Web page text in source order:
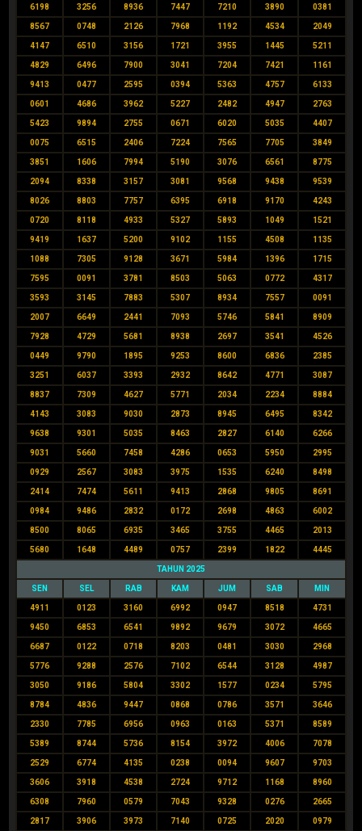
6198 3256 8936 7447 7210 3890 0381
8567 0748 2126 7968 1192 4534 2049
4147 6510 3156 1721 3955 1445 5211
4829 6496 7900 3041 7204 7421 1161
9413 0477 2595 0394 5363 4757 6133
0601 4686 3962 5227 2482 4947 2763
5423 9894 2755 0671 6020 5035 4407
0075 6515 2406 7224 7565 7705 3849
3851 1606 7994 5190 3076 6561 8775
2094 8338 3157 3081 9568 9438 9539
8026 8803 7757 6395 6918 9170 4243
0720 8118 4933 5327 5893 1049 1521
9419 1637 5200 9102 1155 4508 1135
1088 7305 9128 3671 5984 1396 1715
7595 0091 3781 8503 5063 0772 4317
3593 3145 7883 5307 8934 7557 0091
2007 6649 2441 7093 5746 5841 8909
7928 4729 5681 8938 2697 3541 4526
0449 9790 1895 9253 8600 6836 2385
3251 6037 3393 2932 8642 4771 3087
8837 7309 4627 5771 2034 2234 8884
4143 3083 9030 2873 8945 6495 8342
9638 9301 5035 8463 2827 6140 6266
9031 5660 7458 4286 0653 5950 2995
0929 2567 3083 3975 1535 6240 8498
2414 7474 5611 9413 2868 9805 8691
0984 9486 2832 0172 2698 4863 6002
8500 8065 6935 3465 3755 4465 2013
5680 1648 4489 0757 2399 1822 4445
TAHUN 2025
SEN SEL RAB KAM JUM SAB MIN
4911 0123 3160 6992 0947 8518 4731
9450 6853 6541 9892 9679 3072 4665
6687 0122 0718 8203 0481 3030 2968
5776 9288 2576 7102 6544 3128 4987
3050 9186 5804 3302 1577 0234 5795
8784 4836 9447 0868 0786 3571 3646
2330 7785 6956 0963 0163 5371 8589
5389 8744 5736 8154 3972 4006 7078
2529 6774 4135 0238 0094 9607 9703
3606 3918 4538 2724 9712 1168 8960
6308 7960 0579 7043 9328 0276 2665
2817 3906 3973 7140 0725 2020 0979